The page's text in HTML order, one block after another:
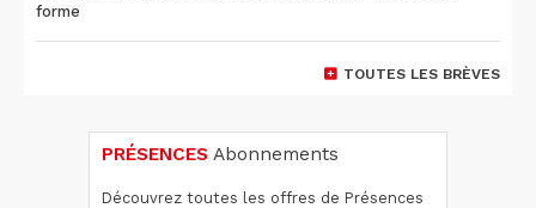
forme
TOUTES LES BRÈVES
PRÉSENCES Abonnements
Découvrez toutes les offres de Présences